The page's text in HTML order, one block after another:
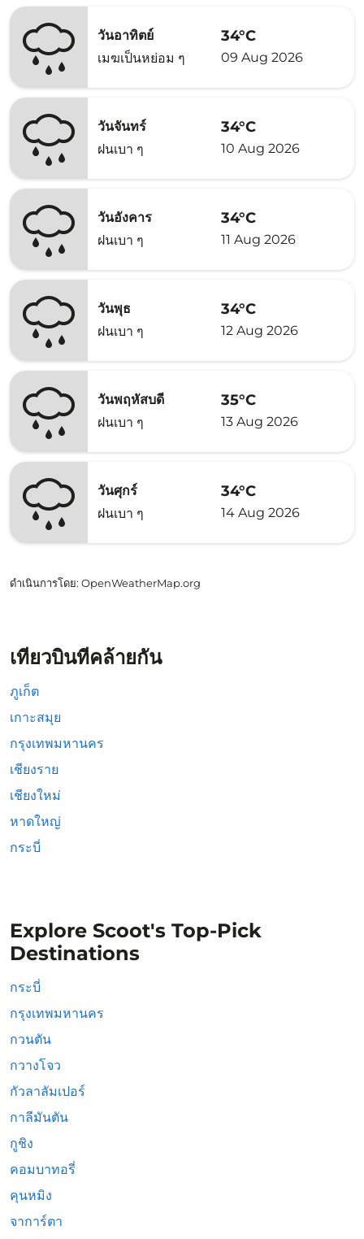
วันอาทิตย์
เมฆเป็นหย่อม ๆ
34°C
09 Aug 2026
วันจันทร์
ฝนเบา ๆ
34°C
10 Aug 2026
วันอังคาร
ฝนเบา ๆ
34°C
11 Aug 2026
วันพุธ
ฝนเบา ๆ
34°C
12 Aug 2026
วันพฤหัสบดี
ฝนเบา ๆ
35°C
13 Aug 2026
วันศุกร์
ฝนเบา ๆ
34°C
14 Aug 2026
ดำเนินการโดย: OpenWeatherMap.org
เที่ยวบินที่คล้ายกัน
ภูเก็ต
เกาะสมุย
กรุงเทพมหานคร
เชียงราย
เชียงใหม่
หาดใหญ่
กระบี่
Explore Scoot's Top-Pick
Destinations
กระบี่
กรุงเทพมหานคร
กวนตัน
กวางโจว
กัวลาลัมเปอร์
กาลีมันตัน
กูชิง
คอมบาทอรี่
คุนหมิง
จาการ์ตา